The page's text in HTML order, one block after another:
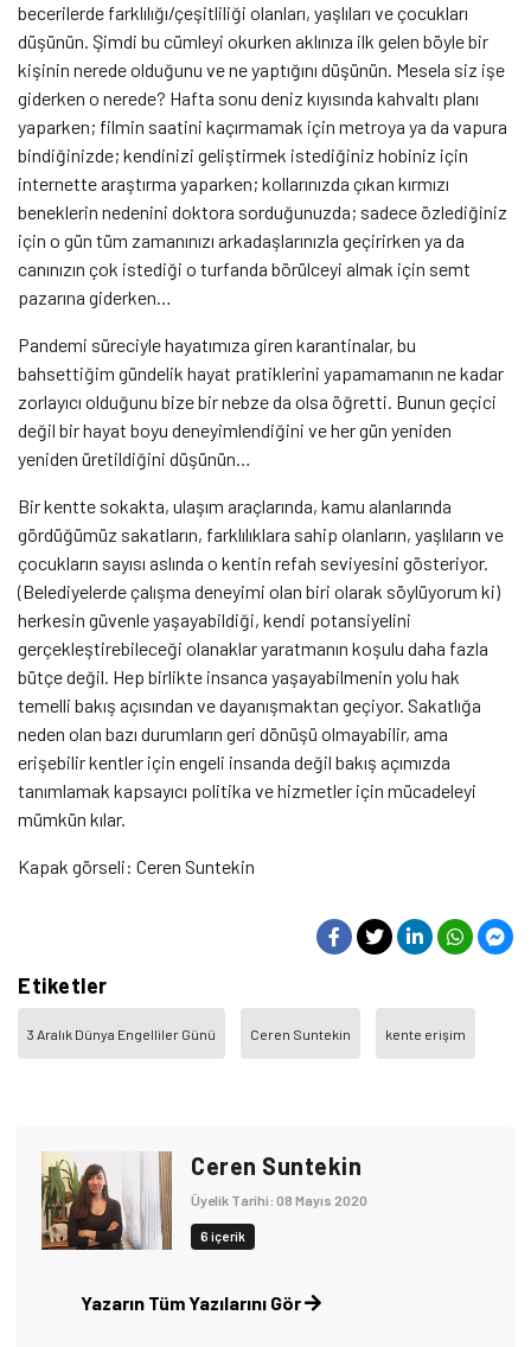
becerilerde farklılığı/çeşitliliği olanları, yaşlıları ve çocukları
düşünün. Şimdi bu cümleyi okurken aklınıza ilk gelen böyle bir
kişinin nerede olduğunu ve ne yaptığını düşünün. Mesela siz işe
giderken o nerede? Hafta sonu deniz kıyısında kahvaltı planı
yaparken; filmin saatini kaçırmamak için metroya ya da vapura
bindiğinizde; kendinizi geliştirmek istediğiniz hobiniz için
internette araştırma yaparken; kollarınızda çıkan kırmızı
beneklerin nedenini doktora sorduğunuzda; sadece özlediğiniz
için o gün tüm zamanınızı arkadaşlarınızla geçirirken ya da
canınızın çok istediği o turfanda börülceyi almak için semt
pazarına giderken…
Pandemi süreciyle hayatımıza giren karantinalar, bu
bahsettiğim gündelik hayat pratiklerini yapamamanın ne kadar
zorlayıcı olduğunu bize bir nebze da olsa öğretti. Bunun geçici
değil bir hayat boyu deneyimlendiğini ve her gün yeniden
yeniden üretildiğini düşünün…
Bir kentte sokakta, ulaşım araçlarında, kamu alanlarında
gördüğümüz sakatların, farklılıklara sahip olanların, yaşlıların ve
çocukların sayısı aslında o kentin refah seviyesini gösteriyor.
(Belediyelerde çalışma deneyimi olan biri olarak söylüyorum ki)
herkesin güvenle yaşayabildiği, kendi potansiyelini
gerçekleştirebileceği olanaklar yaratmanın koşulu daha fazla
bütçe değil. Hep birlikte insanca yaşayabilmenin yolu hak
temelli bakış açısından ve dayanışmaktan geçiyor. Sakatlığa
neden olan bazı durumların geri dönüşü olmayabilir, ama
erişebilir kentler için engeli insanda değil bakış açımızda
tanımlamak kapsayıcı politika ve hizmetler için mücadeleyi
mümkün kılar.
Kapak görseli: Ceren Suntekin
Etiketler
3 Aralık Dünya Engelliler Günü Ceren Suntekin kente erişim
Ceren Suntekin
Üyelik Tarihi: 08 Mayıs 2020
6 içerik
Yazarın Tüm Yazılarını Gör